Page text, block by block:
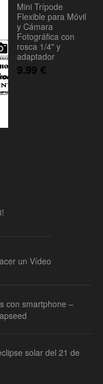
Mini Trípode
Flexible para Móvil
y Cámara
Fotográfica con
rosca 1/4" y
adaptador
9.99 €
un Vídeo
con smartphone –
solar del 21 de